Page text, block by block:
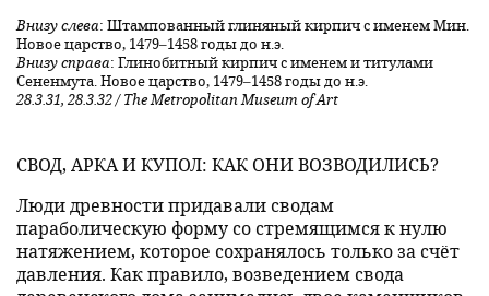
Внизу слева: Штампованный глиняный кирпич с именем Мин.
Новое царство, 1479–1458 годы до н.э.
Внизу справа: Глинобитный кирпич с именем и титулами
Сененмута. Новое царство, 1479–1458 годы до н.э.
28.3.31, 28.3.32 / The Metropolitan Museum of Art
СВОД, АРКА И КУПОЛ: КАК ОНИ ВОЗВОДИЛИСЬ?
Люди древности придавали сводам
параболическую форму со стремящимся к нулю
натяжением, которое сохранялось только за счёт
давления. Как правило, возведением свода